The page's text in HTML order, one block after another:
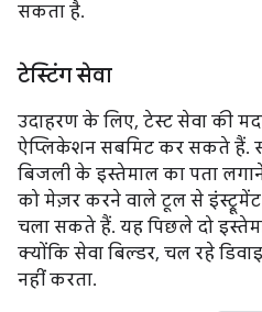
सकता है.
टेस्टिंग सेवा
उदाहरण के लिए, टेस्ट सेवा की
ऐप्लिकेशन सबमिट कर सकते हैं.
बिजली के इस्तेमाल का पता
को मेज़र करने वाले टूल से इंस्ट्रूमेंट
चला सकते हैं. यह पिछले दो
क्योंकि सेवा बिल्डर, चल रहे
नहीं करता.